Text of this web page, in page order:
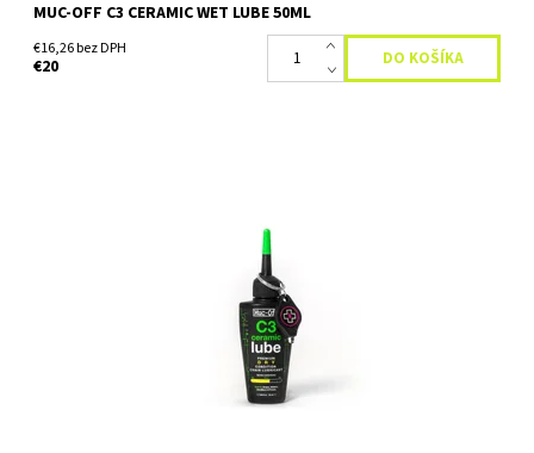
MUC-OFF C3 CERAMIC WET LUBE 50ML
€16,26 bez DPH
€20
Mazivo do suchých a prašných podmienok Suché keramické
mazivo na reťaze C3 zvyšuje latku, pokiaľ ide o poskytovanie
dokonalého mazania. Poskytuje úplnú ochranu proti korózii a...